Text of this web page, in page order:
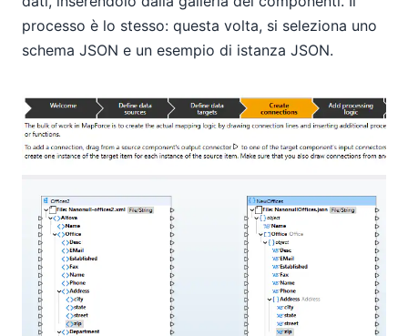
processo è lo stesso: questa volta, si seleziona uno
schema JSON e un esempio di istanza JSON.